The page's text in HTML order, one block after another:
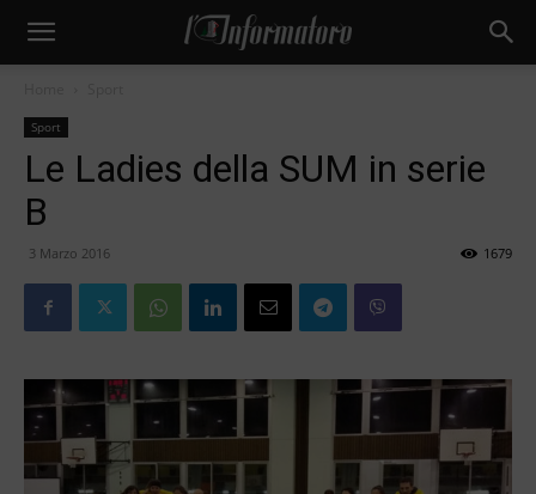
Sport
Le Ladies della SUM in serie
B
3 Marzo 2016 1679